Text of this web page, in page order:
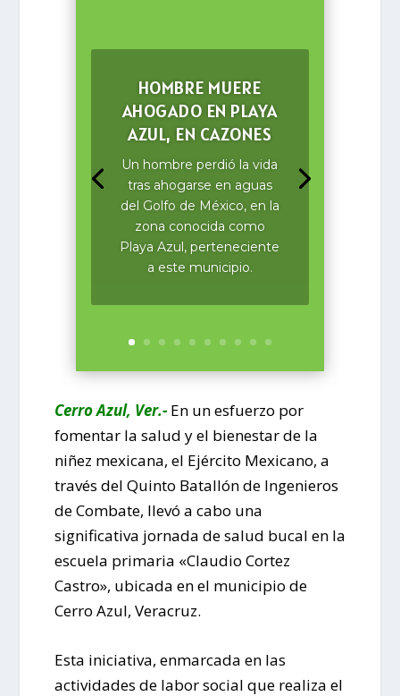
HOMBRE MUERE
AHOGADO EN PLAYA
AZUL, EN CAZONES
Un hombre perdió la vida
tras ahogarse en aguas
del Golfo de México, en la
zona conocida como
Playa Azul, perteneciente
a este municipio.
Cerro Azul, Ver.- En un esfuerzo por
fomentar la salud y el bienestar de la
niñez mexicana, el Ejército Mexicano, a
través del Quinto Batallón de Ingenieros
de Combate, llevó a cabo una
significativa jornada de salud bucal en la
escuela primaria «Claudio Cortez
Castro», ubicada en el municipio de
Cerro Azul, Veracruz.
Esta iniciativa, enmarcada en las
actividades de labor social que realiza el